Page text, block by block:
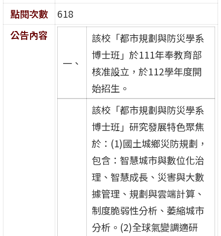
點閱次數
618
公告內容
一、
該校「都市規劃與防災學系
博士班」於111年奉教育部
核准設立，於112學年度開
始招生。
該校「都市規劃與防災學系
博士班」研究發展特色聚焦
於：(1)國土城鄉災防規劃，
包含：智慧城市與數位化治
理、智慧成長、災害與大數
據管理、規劃與雲端計算、
制度脆弱性分析、萎縮城市
分析。(2)全球氣變調適研